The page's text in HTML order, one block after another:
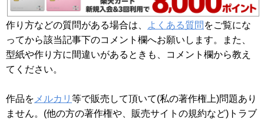
作り方などの質問がある場合は、 よくある質問 をご覧にな
ってから該当記事下のコメント欄へお願いします。また、
型紙や作り方に間違いがあるときも、コメント欄から教え
てください。
作品を メルカリ 等で販売して頂いて(私の著作権上)問題あり
ません。(他の方の著作権や、販売サイトの規約など)トラブ